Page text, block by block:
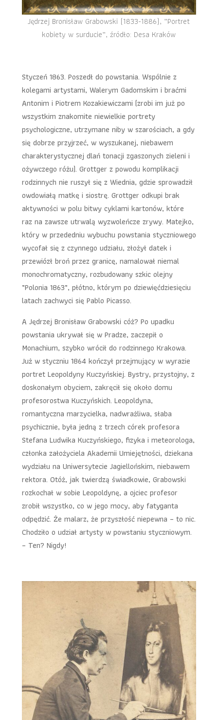
Jędrzej Bronisław Grabowski (1833-1886), „Portret
kobiety w surducie”, źródło: Desa Kraków
Styczeń 1863. Poszedł do powstania. Wspólnie z
kolegami artystami, Walerym Gadomskim i braćmi
Antonim i Piotrem Kozakiewiczami (zrobi im już po
wszystkim znakomite niewielkie portrety
psychologiczne, utrzymane niby w szarościach, a gdy
się dobrze przyjrzeć, w wyszukanej, niebawem
charakterystycznej dlań tonacji zgaszonych zieleni i
ożywczego różu). Grottger z powodu komplikacji
rodzinnych nie ruszył się z Wiednia, gdzie sprowadził
owdowiałą matkę i siostrę. Grottger odkupi brak
aktywności w polu bitwy cyklami kartonów, które
raz na zawsze utrwalą wyzwoleńcze zrywy. Matejko,
który w przededniu wybuchu powstania styczniowego
wycofał się z czynnego udziału, złożył datek i
przewiózł broń przez granicę, namalował niemal
monochromatyczny, rozbudowany szkic olejny
„Polonia 1863”, płótno, którym po dziewięćdziesięciu
latach zachwyci się Pablo Picasso.
A Jędrzej Bronisław Grabowski cóż? Po upadku
powstania ukrywał się w Pradze, zaczepił o
Monachium, szybko wrócił do rodzinnego Krakowa.
Już w styczniu 1864 kończył przejmujący w wyrazie
portret Leopoldyny Kuczyńskiej. Bystry, przystojny, z
doskonałym obyciem, zakręcił się około domu
profesorostwa Kuczyńskich. Leopoldyna,
romantyczna marzycielka, nadwrażliwa, słaba
psychicznie, była jedną z trzech córek profesora
Stefana Ludwika Kuczyńskiego, fizyka i meteorologa,
członka założyciela Akademii Umiejętności, dziekana
wydziału na Uniwersytecie Jagiellońskim, niebawem
rektora. Otóż, jak twierdzą świadkowie, Grabowski
rozkochał w sobie Leopoldynę, a ojciec profesor
zrobił wszystko, co w jego mocy, aby fatyganta
odpędzić. Że malarz, że przyszłość niepewna – to nic.
Chodziło o udział artysty w powstaniu styczniowym.
– Ten? Nigdy!